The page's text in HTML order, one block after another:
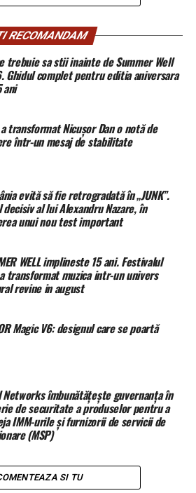
de pensie pentru
cu copii născuți înainte de 1992
de punct de pensie mai mult pe
două puncte, ca înainte.
aceasta înseamna că pentru
de 1992, mamele din vestul
16,02 euro mai mult pe lună şi cu
Est. Creșterea pensiei în cazul
pachetul de pensii al guvernului
de euro. Această majorare
de euro pe an.
vii, interzisă
folosiţi foarfecele de grădină
înalt din curtea dvs., avem veşti
și 30 septembrie, este interzisă
Legii federale privind
sunt permise tăiere unei cantităţi
tufișuri și alte plante lemnoase”,
permisă numai „toaletarea
mari vor fi permise începând din
în aceste spații verzi
RECOMANDAM
trebuie sa stii inainte de Summer Well
Ghidul complet pentru editia aniversara
ani
transformat Nicușor Dan o notă de
într-un mesaj de stabilitate
evită să fie retrogradată în „JUNK”.
decisiv al lui Alexandru Nazare, în
unui nou test important
WELL implineste 15 ani. Festivalul
transformat muzica intr-un univers
revine in august
Magic V6: designul care se poartă
Networks îmbunătățește guvernanța în
de securitate a produselor pentru a
IMM-urile și furnizorii de servicii de
(MSP)
SI TU